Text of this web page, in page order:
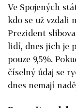
Ve Spojených
kdo se už vzdali
Prezident
lidí, dnes jich je
pouze 9,5%.
číselný údaj se
dnes nemají